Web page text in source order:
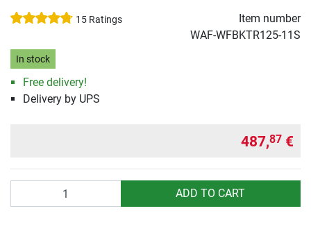
15 Ratings
Item number
WAF-WFBKTR125-11S
In stock
Free delivery!
Delivery by UPS
487,87 €
ADD TO CART